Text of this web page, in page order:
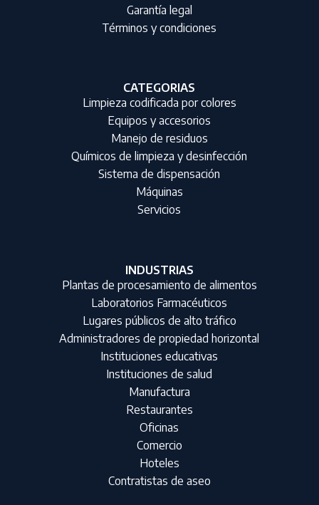
Garantía legal
Términos y condiciones
CATEGORIAS
Limpieza codificada por colores
Equipos y accesorios
Manejo de residuos
Químicos de limpieza y desinfección
Sistema de dispensación
Máquinas
Servicios
INDUSTRIAS
Plantas de procesamiento de alimentos
Laboratorios Farmacéuticos
Lugares públicos de alto tráfico
Administradores de propiedad horizontal
Instituciones educativas
Instituciones de salud
Manufactura
Restaurantes
Oficinas
Comercio
Hoteles
Contratistas de aseo